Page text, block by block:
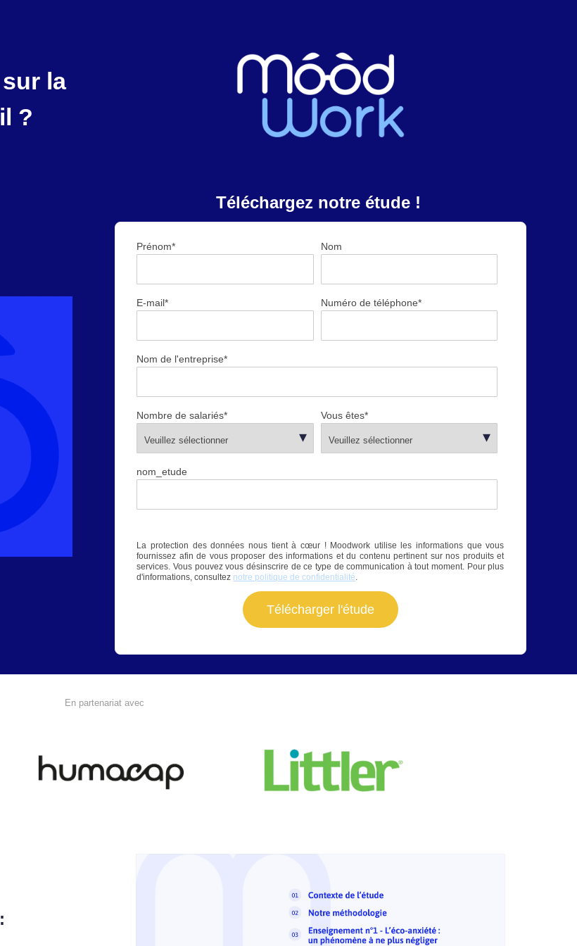
la
?
Téléchargeznotre étude !
Prénom* Nom
E-mail* Numéro de téléphone*
Nom de l'entreprise*
Nombre de salariés* Vous êtes*
nom_etude
La protection des données nous tient à cœur ! Moodwork utilise les informations que vous
fournissez afin de vous proposer des informations et du contenu pertinent sur nos produits et
services. Vous pouvez vous désinscrire de ce type de communication à tout moment. Pour plus
d'informations, consultez notre politique de confidentialité.
En partenariat avec